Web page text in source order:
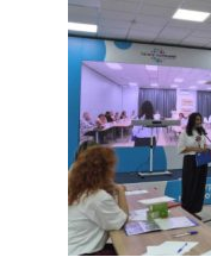
07 августа
Через 23
стать
под 2 млн